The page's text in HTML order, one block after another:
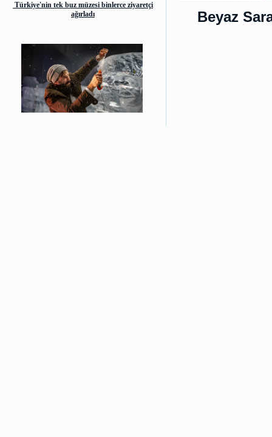
Türkiye'nin tek buz müzesi binlerce ziyaretçi
ağırladı
Beyaz